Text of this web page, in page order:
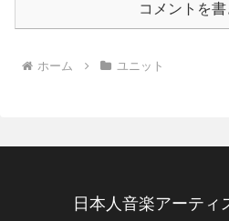
コメントを
ホーム ユニット
日本人音楽アーティ